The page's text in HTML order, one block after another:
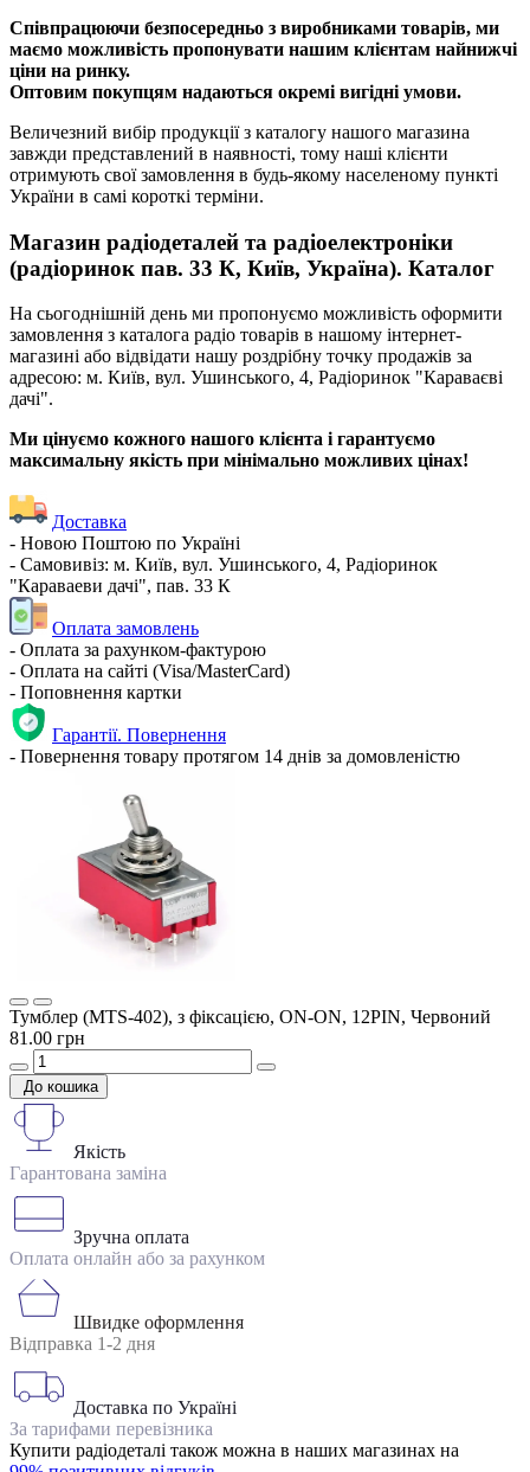
Співпрацюючи безпосередньо з виробниками товарів, ми
маємо можливість пропонувати нашим клієнтам найнижчі
ціни на ринку.
Оптовим покупцям надаються окремі вигідні умови.
Величезний вибір продукції з каталогу нашого магазина
завжди представлений в наявності, тому наші клієнти
отримують свої замовлення в будь-якому населеному пункті
України в самі короткі терміни.
Магазин радіодеталей та радіоелектроніки
(радіоринок пав. 33 К, Київ, Україна). Каталог
На сьогоднішній день ми пропонуємо можливість оформити
замовлення з каталога радіо товарів в нашому інтернет-
магазині або відвідати нашу роздрібну точку продажів за
адресою: м. Київ, вул. Ушинського, 4, Радіоринок "Караваєві
дачі".
Ми цінуємо кожного нашого клієнта і гарантуємо
максимальну якість при мінімально можливих цінах!
Доставка
- Новою Поштою по Україні
- Самовивіз: м. Київ, вул. Ушинського, 4, Радіоринок
"Караваеви дачі", пав. 33 К
Оплата замовлень
- Оплата за рахунком-фактурою
- Оплата на сайті (Visa/MasterCard)
- Поповнення картки
Гарантії. Повернення
- Повернення товару протягом 14 днів за домовленістю
Тумблер (MTS-402), з фіксацією, ON-ON, 12PIN, Червоний
81.00 грн
До кошика
Якість
Гарантована заміна
Зручна оплата
Оплата онлайн або за рахунком
Швидке оформлення
Відправка 1-2 дня
Доставка по Україні
За тарифами перевізника
Купити радіодеталі також можна в наших магазинах на